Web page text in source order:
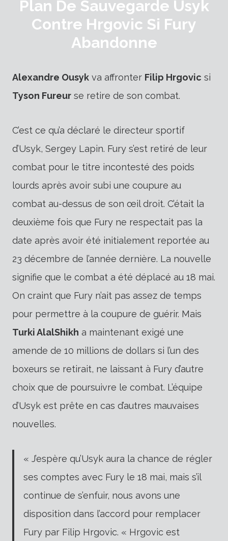
Plan De Sauvegarde Usyk
Contre Hrgovic Si Fury
Abandonne
Alexandre Ousyk va affronter Filip Hrgovic si
Tyson Fureur se retire de son combat.
C’est ce qu’a déclaré le directeur sportif
d’Usyk, Sergey Lapin. Fury s’est retiré de leur
combat pour le titre incontesté des poids
lourds après avoir subi une coupure au
combat au-dessus de son œil droit. C’était la
deuxième fois que Fury ne respectait pas la
date après avoir été initialement reportée au
23 décembre de l’année dernière. La nouvelle
signifie que le combat a été déplacé au 18 mai.
On craint que Fury n’ait pas assez de temps
pour permettre à la coupure de guérir. Mais
Turki AlalShikh a maintenant exigé une
amende de 10 millions de dollars si l’un des
boxeurs se retirait, ne laissant à Fury d’autre
choix que de poursuivre le combat. L’équipe
d’Usyk est prête en cas d’autres mauvaises
nouvelles.
« J’espère qu’Usyk aura la chance de régler
ses comptes avec Fury le 18 mai, mais s’il
continue de s’enfuir, nous avons une
disposition dans l’accord pour remplacer
Fury par Filip Hrgovic. « Hrgovic est